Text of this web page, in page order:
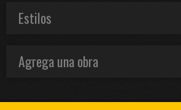
Estilos
Agrega una obra